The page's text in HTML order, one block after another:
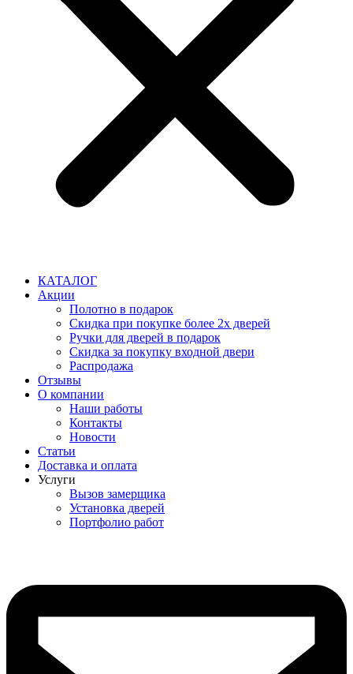
КАТАЛОГ
Акции
Полотно в подарок
Скидка при покупке более 2х дверей
Ручки для дверей в подарок
Скидка за покупку входной двери
Распродажа
Отзывы
О компании
Наши работы
Контакты
Новости
Статьи
Доставка и оплата
Услуги
Вызов замерщика
Установка дверей
Портфолио работ